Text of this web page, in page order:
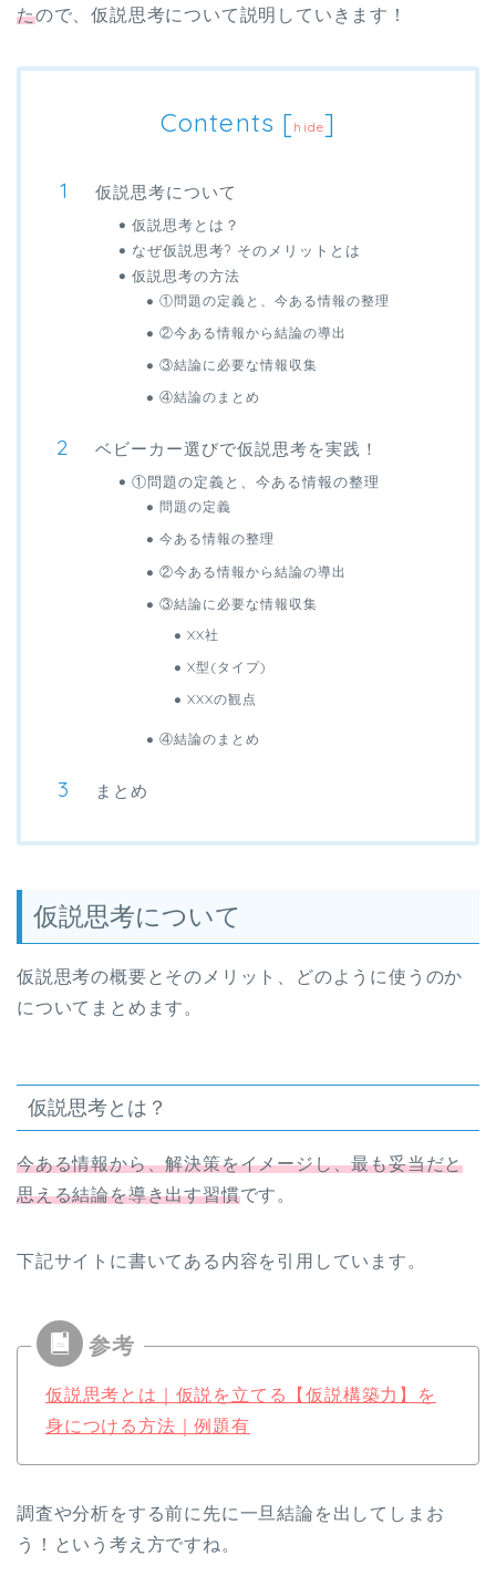
たので、仮説思考について説明していきます！
Contents [hide]
仮説思考について
仮説思考とは？
なぜ仮説思考? そのメリットとは
仮説思考の方法
①問題の定義と、今ある情報の整理
②今ある情報から結論の導出
③結論に必要な情報収集
④結論のまとめ
ベビーカー選びで仮説思考を実践！
①問題の定義と、今ある情報の整理
問題の定義
今ある情報の整理
②今ある情報から結論の導出
③結論に必要な情報収集
XX社
X型(タイプ)
XXXの観点
④結論のまとめ
まとめ
仮説思考について
仮説思考の概要とそのメリット、どのように使うのか
についてまとめます。
仮説思考とは？
今ある情報から、解決策をイメージし、最も妥当だと
思える結論を導き出す習慣です。
下記サイトに書いてある内容を引用しています。
仮説思考とは｜仮説を立てる【仮説構築力】を
身につける方法｜例題有
調査や分析をする前に先に一旦結論を出してしまお
う！という考え方ですね。